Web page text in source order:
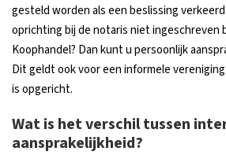
gesteld worden als een beslissing
oprichting bij de notaris niet ingeschreven
Koophandel? Dan kunt u persoonlijk
Dit geldt ook voor een informele
is opgericht.
Wat is het verschil tussen
aansprakelijkheid?